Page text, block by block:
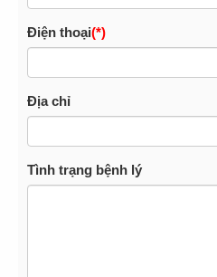
Điện thoại(*)
Địa chỉ
Tình trạng bệnh lý